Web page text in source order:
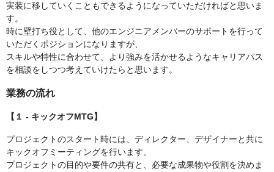
実装に移していくこともできるようになっていただければと思いま
す。
時に壁打ち役として、他のエンジニアメンバーのサポートを行って
いただくポジションになりますが、
スキルや特性に合わせて、より強みを活かせるようなキャリアパス
を相談をしつつ考えていけたらと思います。
業務の流れ
【１ - キックオフMTG】
プロジェクトのスタート時には、ディレクター、デザイナーと共に
キックオフミーティングを行います。
プロジェクトの目的や要件の共有と、必要な成果物や役割を決めま